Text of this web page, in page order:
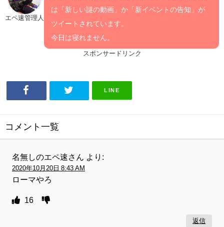
エペ速管理人
は「新しい謎の動画」か「新イベントの告知」が
ツイートされています。
今日は寝れません。
スポンサードリンク
LINE
コメント一覧
名無しのエペ速さん より:
2020年10月20日 8:43 AM
ローマやろ
16
返信